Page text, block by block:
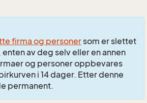
firma og personersom er slettet
av deg selv eller en annen
og personer oppbevares
i 14 dager. Etter denne
permanent.